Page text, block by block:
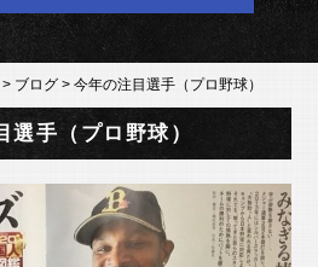
> ブログ >今年の注目選手（プロ野球）
選手（プロ野球）